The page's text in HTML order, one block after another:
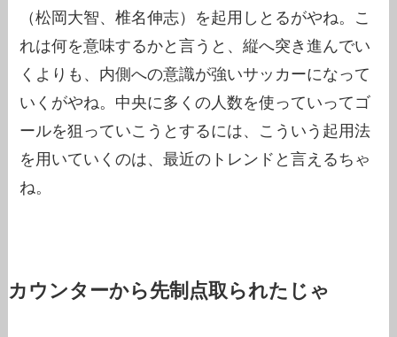
（松岡大智、椎名伸志）を起用しとるがやね。こ
れは何を意味するかと言うと、縦へ突き進んでい
くよりも、内側への意識が強いサッカーになって
いくがやね。中央に多くの人数を使っていってゴ
ールを狙っていこうとするには、こういう起用法
を用いていくのは、最近のトレンドと言えるちゃ
ね。
カウンターから先制点取られたじゃ